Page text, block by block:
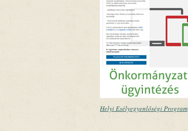
Helyi Esélyegyenlőségi Program